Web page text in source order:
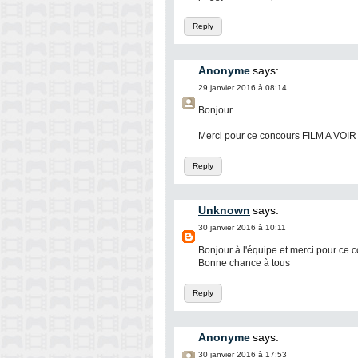
Reply
Anonymesays:
29 janvier 2016 à 08:14
Reply
Bonjour
Merci pour ce concours FILM A VOIR
Unknown says:
30 janvier 2016 à 10:11
Reply
Bonjour à l'équipe et merci pour ce
Bonne chance à tous
Anonymesays:
30 janvier 2016 à 17:53